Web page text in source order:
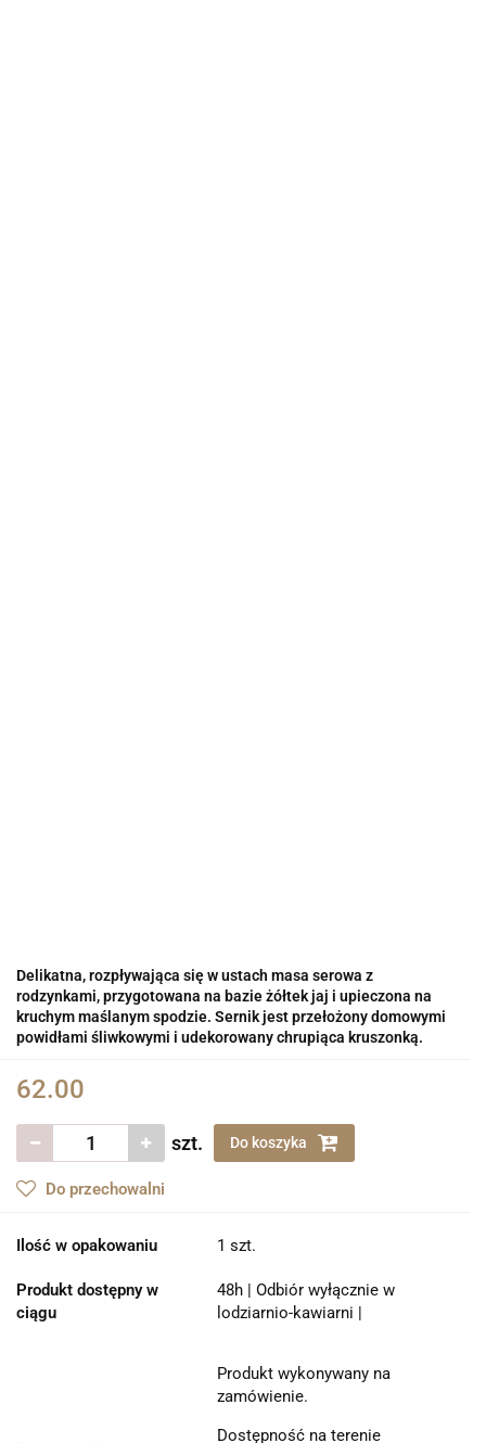
Delikatna, rozpływająca się w ustach masa serowa z
rodzynkami, przygotowana na bazie żółtek jaj i upieczona na
kruchym maślanym spodzie. Sernik jest przełożony domowymi
powidłami śliwkowymi i udekorowany chrupiąca kruszonką.
62.00
szt. Do koszyka
Do przechowalni
Ilość w opakowaniu 1 szt.
Produkt dostępny w
ciągu
48h | Odbiór wyłącznie w
lodziarnio-kawiarni |
Produkt wykonywany na
zamówienie.
Dostępność na terenie